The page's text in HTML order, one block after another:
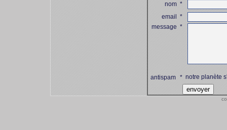
nom*
email*
message*
antispam *notre planète